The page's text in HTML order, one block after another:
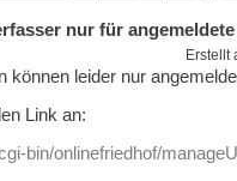
nur für
Erstellt
können leider nur
Link an:
bin/onlinefriedhof/